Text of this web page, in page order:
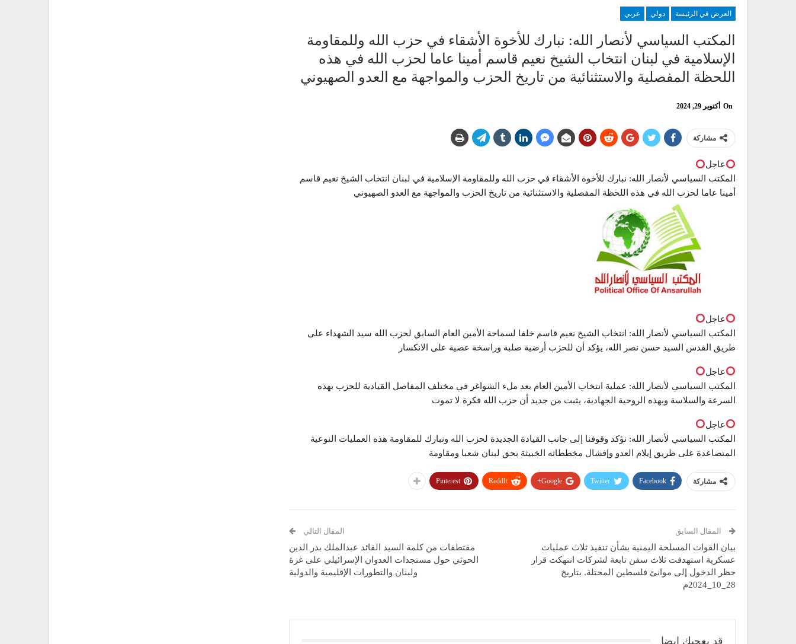
العرض في الرئيسة دولي عربي
المكتب السياسي لأنصار الله: نبارك للأخوة الأشقاء في حزب الله وللمقاومة
الإسلامية في لبنان انتخاب الشيخ نعيم قاسم أمينا عاما لحزب الله في هذه
اللحظة المفصلية والاستثنائية من تاريخ الحزب والمواجهة مع العدو الصهيوني
On أكتوبر 29, 2024
مشاركة
عاجل
المكتب السياسي لأنصار الله: نبارك للأخوة الأشقاء في حزب الله وللمقاومة الإسلامية في لبنان انتخاب الشيخ نعيم قاسم
أمينا عاما لحزب الله في هذه اللحظة المفصلية والاستثنائية من تاريخ الحزب والمواجهة مع العدو الصهيوني
عاجل
المكتب السياسي لأنصار الله: انتخاب الشيخ نعيم قاسم خلفا لسماحة الأمين العام السابق لحزب الله سيد الشهداء على
طريق القدس السيد حسن نصر الله، يؤكد أن للحزب أرضية صلبة وراسخة عصية على الانكسار
عاجل
المكتب السياسي لأنصار الله: عملية انتخاب الأمين العام بعد ملء الشواغر في مختلف المفاصل القيادية للحزب بهذه
السرعة والسلاسة وبهذه الروحية الجهادية، يثبت من جديد أن حزب الله فكرة لا تموت
عاجل
المكتب السياسي لأنصار الله: نؤكد وقوفنا إلى جانب القيادة الجديدة لحزب الله ونبارك للمقاومة هذه العمليات النوعية
المتصاعدة على طريق إيلام العدو وإفشال مخططاته الخبيثة بحق لبنان شعبا ومقاومة
مشاركة Facebook
Twitter
Google+
ReddIt
Pinterest
المقال السابق
بيان القوات المسلحة اليمنية بشأن تنفيذ ثلاث عمليات
عسكرية استهدفت ثلاث سفن تابعة لشركات انتهكت قرار
حظر الدخول إلى موانئ فلسطين المحتلة. بتاريخ
28_10_2024م
المقال التالي
مقتطفات من كلمة السيد القائد عبدالملك بدر الدين
الحوثي حول مستجدات العدوان الإسرائيلي على غزة
ولبنان والتطورات الإقليمية والدولية
قد يعجبك ايضا